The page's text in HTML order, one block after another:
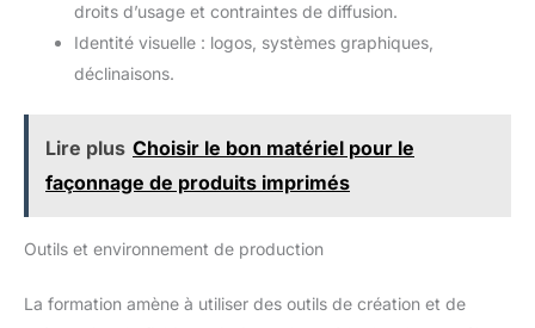
droits d’usage et contraintes de diffusion.
Identité visuelle : logos, systèmes graphiques,
déclinaisons.
Lire plus Choisir le bon matériel pour le
façonnage de produits imprimés
Outils et environnement de production
La formation amène à utiliser des outils de création et de